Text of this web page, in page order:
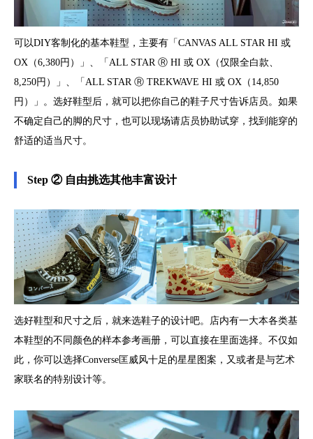
可以DIY客制化的基本鞋型，主要有「CANVAS ALL STAR HI 或
OX（6,380円）」、「ALL STAR Ⓡ HI 或 OX（仅限全白款、
8,250円）」、「ALL STAR Ⓡ TREKWAVE HI 或 OX（14,850
円）」。选好鞋型后，就可以把你自己的鞋子尺寸告诉店员。如果
不确定自己的脚的尺寸，也可以现场请店员协助试穿，找到能穿的
舒适的适当尺寸。
Step ② 自由挑选其他丰富设计
选好鞋型和尺寸之后，就来选鞋子的设计吧。店内有一大本各类基
本鞋型的不同颜色的样本参考画册，可以直接在里面选择。不仅如
此，你可以选择Converse匡威风十足的星星图案，又或者是与艺术
家联名的特别设计等。